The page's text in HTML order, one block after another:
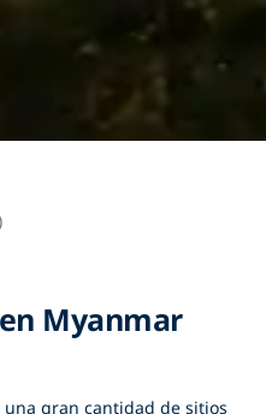
Myanmar
gran cantidad de sitios